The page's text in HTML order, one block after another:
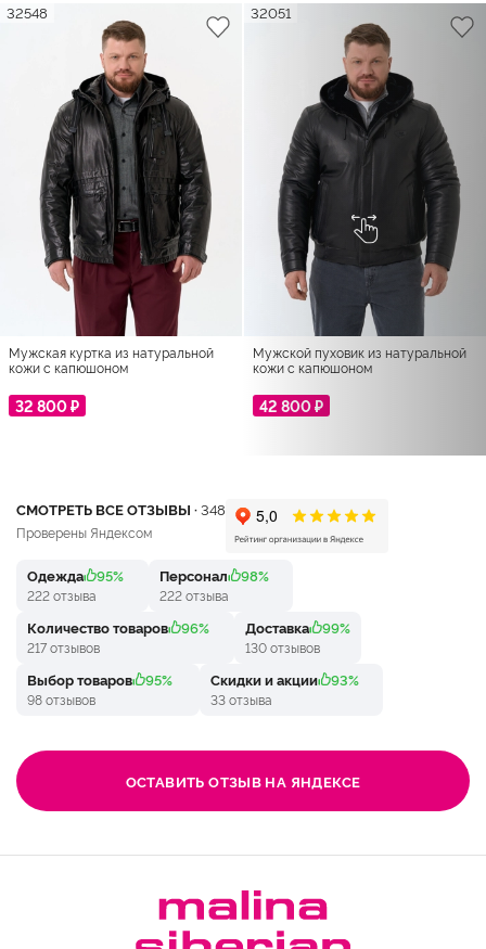
32548
Мужская куртка из натуральной
кожи с капюшоном
32 800 ₽
32051
Мужской пуховик из натуральной
кожи с капюшоном
42 800 ₽
СМОТРЕТЬ ВСЕ ОТЗЫВЫ · 348
Проверены Яндексом
Одежда 95%
222 отзыва
Персонал 98%
222 отзыва
Количество товаров 96%
217 отзывов
Доставка 99%
130 отзывов
Выбор товаров 95%
98 отзывов
Скидки и акции 93%
33 отзыва
ОСТАВИТЬ ОТЗЫВ НА ЯНДЕКСЕ